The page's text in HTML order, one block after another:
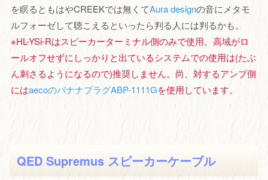
を瞑るともはやCREEKでは無くてAura designの音にメタモ
ルフォーゼして聴こえるといったら判る人には判るかも。
※HL-YSi-Rはスピーカーターミナル側のみで使用。高域がロ
ールオフせずにしっかりと出ているシステムでの使用は(たぶ
ん刺さるようになるので)推奨しません。尚、対するアンプ側
にはaecoのバナナプラグABP-1111Gを使用しています。
QED Supremus スピーカーケーブル